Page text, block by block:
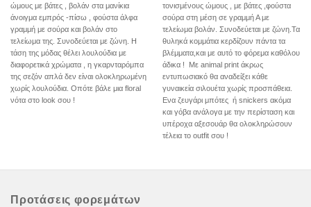
ώμους με βάτες , βολάν στα μανίκια
άνοιγμα εμπρός -πίσω , φούστα άλφα
γραμμή με σούρα και βολάν στο
τελείωμα της. Συνοδεύεται με ζώνη. Η
τάση της μόδας θέλει λουλούδια με
διαφορετικά χρώματα , η γκαρνταρόμπα
της σεζόν απλά δεν είναι ολοκληρωμένη
χωρίς λουλούδια. Οπότε βάλε μια floral
νότα στο look σου !
τονισμένους ώμους , με βάτες ,φούστα
σούρα στη μέση σε γραμμή Α με
τελείωμα βολάν. Συνοδεύεται με ζώνη.Τα
θυληκά κομμάτια κερδίζουν πάντα τα
βλέμματα,και με αυτό το φόρεμα καθόλου
άδικα ! Με animal print άκρως
εντυπωσιακό θα αναδείξει κάθε
γυναικεία σιλουέτα χωρίς προσπάθεια.
Ενα ζευγάρι μπότες ή snickers ακόμα
και γόβα ανάλογα με την περίσταση και
υπέροχα αξεσουάρ θα ολοκληρώσουν
τέλεια το outfit σου !
Προτάσεις φορεμάτων